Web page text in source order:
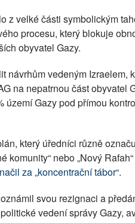
z velké části symbolickým
procesu, který blokuje
obyvatel Gazy.
návrhům vedeným Izraelem,
na nepatrnou část obyvatel
Gazy pod přímou
který úředníci různě
komunity“ nebo „Nový
za „koncentrační tábor“.
svou rezignaci a
vedení správy Gazy,